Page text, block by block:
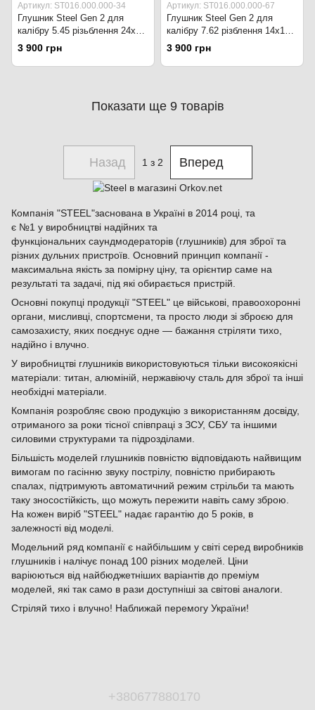
Артикул: ST016.000.000-34
Глушник Steel Gen 2 для
калібру 5.45 різьблення 24x1.5
- 110мм. Чорний
3 900 грн
Артикул: ST016.000.000-67
Глушник Steel Gen 2 для
калібру 7.62 різблення 14x1LH
для АК - 160мм. Чорний
3 900 грн
Показати ще 9 товарів
Назад 1 з 2 Вперед
Компанія "STEEL"заснована в Україні в 2014 році, та
є №1 у виробництві надійних та
функціональних саундмодераторів (глушників) для зброї та
різних дульних пристроїв. Основний принцип компанії -
максимальна якість за помірну ціну, та орієнтир саме на
результаті та задачі, під які обирається пристрій.
Основні покупці продукції "STEEL" це військові, правоохоронні
органи, мисливці, спортсмени, та просто люди зі зброєю для
самозахисту, яких поєднує одне — бажання стріляти тихо,
надійно і влучно.
У виробництві глушників використовуються тільки високоякісні
матеріали: титан, алюміній, нержавіючу сталь для зброї та інші
необхідні матеріали.
Компанія розробляє свою продукцію з використанням досвіду,
отриманого за роки тісної співпраці з ЗСУ, СБУ та іншими
силовими структурами та підрозділами.
Більшість моделей глушників повністю відповідають найвищим
вимогам по гасінню звуку пострілу, повністю прибирають
спалах, підтримують автоматичний режим стрільби та мають
таку зносостійкість, що можуть пережити навіть саму зброю.
На кожен виріб "STEEL" надає гарантію до 5 років, в
залежності від моделі.
Модельний ряд компанії є найбільшим у світі серед виробників
глушників і налічує понад 100 різних моделей. Ціни
варіюються від найбюджетніших варіантів до преміум
моделей, які так само в рази доступніші за світові аналоги.
Стріляй тихо і влучно! Наближай перемогу України!
+380677880170